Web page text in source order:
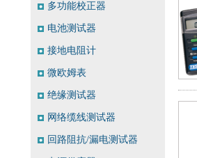
多功能校正器
电池测试器
接地电阻计
微欧姆表
绝缘测试器
网络缆线测试器
回路阻抗/漏电测试器